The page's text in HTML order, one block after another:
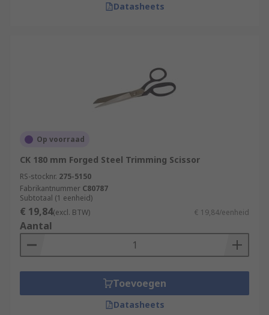
Datasheets
Op voorraad
CK 180 mm Forged Steel Trimming Scissor
RS-stocknr. 275-5150
Fabrikantnummer C80787
Subtotaal (1 eenheid)
€ 19,84(excl. BTW) € 19,84/eenheid
Aantal
Toevoegen
Datasheets